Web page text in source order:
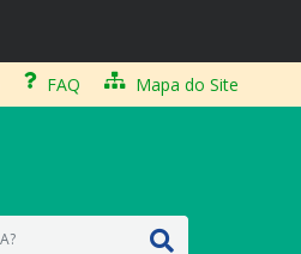
FAQ Mapa do Site